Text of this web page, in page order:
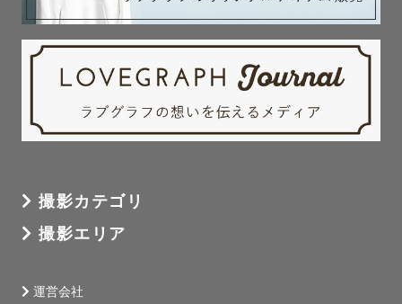
撮影カテゴリ
撮影エリア
運営会社